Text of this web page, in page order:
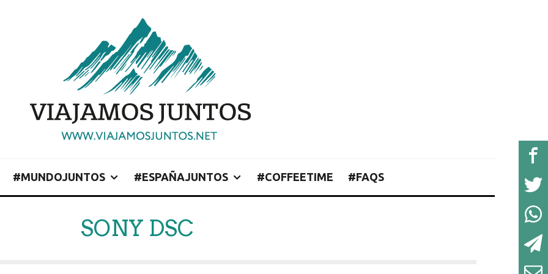
#MUNDOJUNTOS #ESPAÑAJUNTOS #COFFEETIME #FAQS
SONY DSC